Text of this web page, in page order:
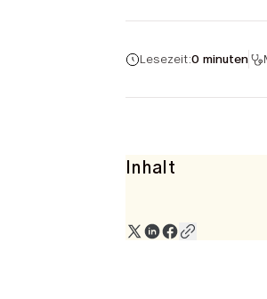
Lesezeit:0 minuten
Inhalt